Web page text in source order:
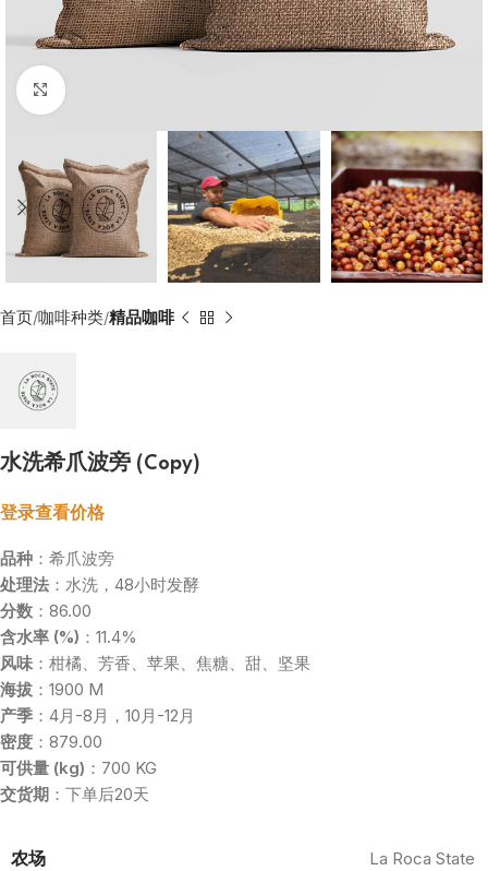
Click to enlarge
首页 咖啡种类 精品咖啡
水洗希爪波旁 (Copy)
登录查看价格
品种 ：希爪波旁
处理法 ：水洗，48小时发酵
分数 ：86.00
含水率 (%) ：11.4%
风味 ：柑橘、芳香、苹果、焦糖、甜、坚果
海拔 ：1900 M
产季 ：4月-8月，10月-12月
密度 ：879.00
可供量 (kg) ：700 KG
交货期 ：下单后20天
农场 La Roca State